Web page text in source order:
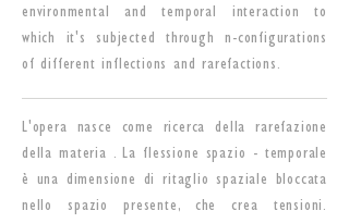
environmental and temporal interaction to
which it's subjected through n-configurations
of different inflections and rarefactions.
L'opera nasce come ricerca della rarefazione
della materia . La flessione spazio - temporale
è una dimensione di ritaglio spaziale bloccata
nello spazio presente, che crea tensioni.